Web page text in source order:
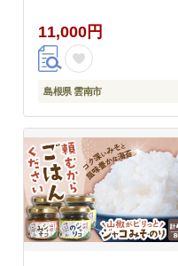
11,000円
島根県 雲南市